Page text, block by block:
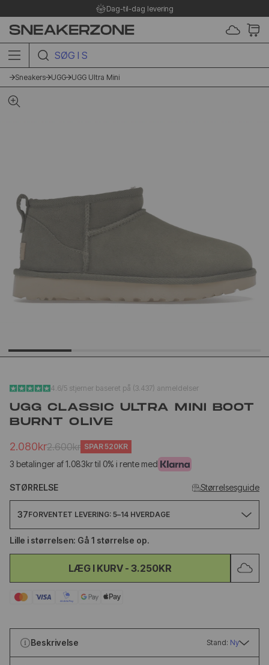
SØG I SHOPPEN HER
CREAM
499kr650kr
NEW
Sneakers UGG UGG Ultra Mini
4.6/5 stjerner baseret på (3.437) anmeldelser
UGG CLASSIC ULTRA MINI BOOT
BURNT OLIVE
2.080kr2.600kr SPAR 520KR
3 betalinger af 1.083kr til 0% i rente med
STØRRELSE Størrelsesguide
37FORVENTET LEVERING: 5–14 HVERDAGE
Lille i størrelsen: Gå 1 størrelse op.
LÆG I KURV - 3.250KR
Beskrivelse Stand: Ny